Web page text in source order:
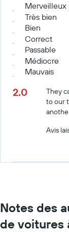
Merveilleux
Très bien
Bien
Correct
Passable
Médiocre
Mauvais
2.0
They
to our
Avis
Notes des
de voitures